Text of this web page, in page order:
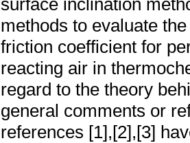
surface inclination
methods to evaluate
friction coefficient for
reacting air in
regard to the theory
general comments or
references [1],[2],[3]